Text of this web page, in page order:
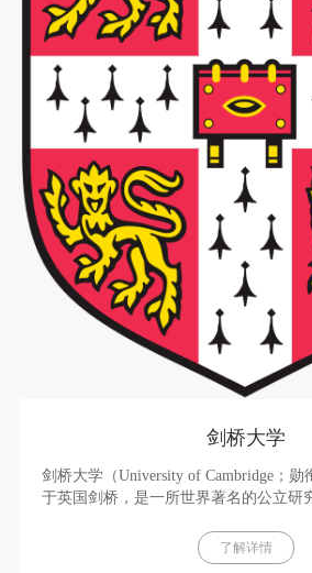
剑桥大学
剑桥大学（University of Cambridge；勋
于英国剑桥，是一所世界著名的公立研
政治经济学院同属“G5超级精英大学”。
中第二古老的大学，前身是一个于1209
了解详情